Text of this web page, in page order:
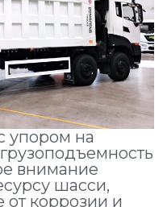
упором на
внимание
шасси,
от коррозии и